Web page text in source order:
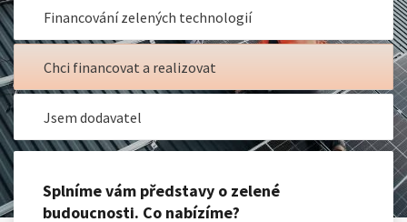
Financování zelených technologií
Chci financovat a realizovat
Jsem dodavatel
Splníme vám představy o zelené
budoucnosti. Co nabízíme?